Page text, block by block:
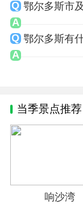
鄂尔多斯市
鄂尔多斯有
当季景点推荐
响沙湾